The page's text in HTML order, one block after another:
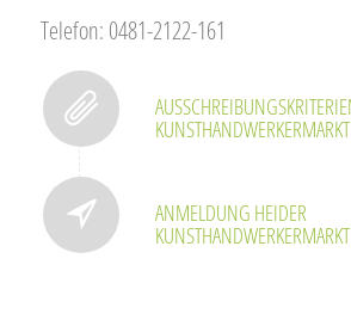
Telefon: 0481-2122-161
KUNSTHANDWERKERMARKT
ANMELDUNG HEIDER
KUNSTHANDWERKERMARKT